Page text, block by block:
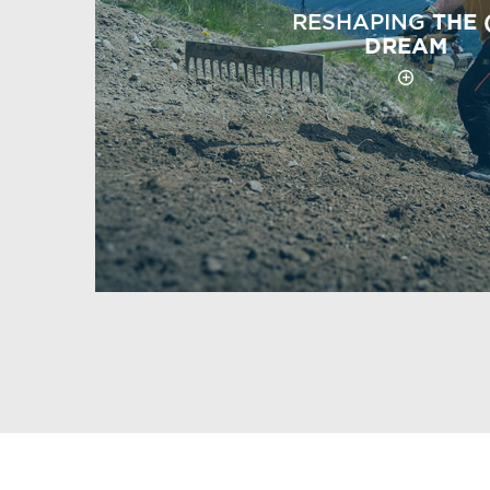
RESHAPINGTHE
DREAM